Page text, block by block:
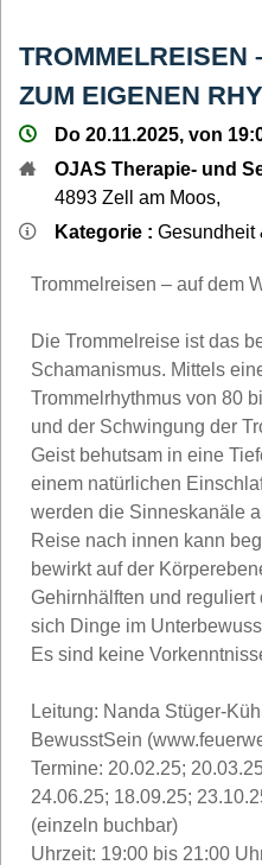
TROMMELREISEN
ZUM EIGENEN
Do 20.11.2025, von
OJAS Therapie- und
4893 Zell am Moos,
Kategorie : Gesundheit
Trommelreisen – auf dem
Die Trommelreise ist das
Schamanismus. Mittels
Trommelrhythmus von 80
und der Schwingung der
Geist behutsam in eine
einem natürlichen
werden die Sinneskanäle
Reise nach innen kann
bewirkt auf der
Gehirnhälften und
sich Dinge im
Es sind keine
Leitung: Nanda Stüger-
BewusstSein
Termine: 20.02.25;
24.06.25; 18.09.25;
(einzeln buchbar)
Uhrzeit: 19:00 bis 21:00